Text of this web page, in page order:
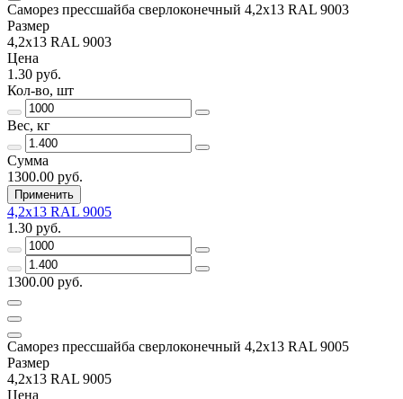
Саморез прессшайба сверлоконечный 4,2х13 RAL 9003
Размер
4,2х13 RAL 9003
Цена
1.30 руб.
Кол-во, шт
Вес, кг
Сумма
1300.00 руб.
Применить
4,2х13 RAL 9005
1.30 руб.
1300.00 руб.
Саморез прессшайба сверлоконечный 4,2х13 RAL 9005
Размер
4,2х13 RAL 9005
Цена